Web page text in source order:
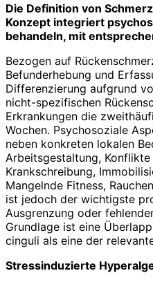
Die Definition von
Konzept integriert
behandeln, mit
Bezogen auf
Befunderhebung und
Differenzierung aufgrund
nicht-spezifischen
Erkrankungen die
Wochen. Psychosoziale
neben konkreten lokalen
Arbeitsgestaltung,
Krankschreibung,
Mangelnde Fitness,
ist jedoch der wichtigste
Ausgrenzung oder
Grundlage ist eine
cinguli als eine der
Stressinduzierte